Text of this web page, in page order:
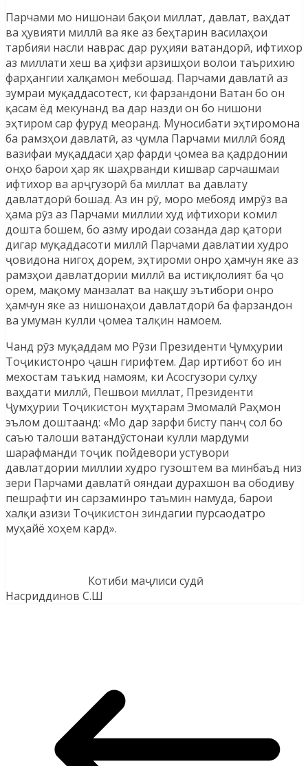
Парчами мо нишонаи бақои миллат, давлат, ваҳдат
ва ҳувияти миллӣ ва яке аз беҳтарин василаҳои
тарбияи насли наврас дар руҳияи ватандорӣ, ифтихор
аз миллати хеш ва ҳифзи арзишҳои волои таърихию
фарҳангии халқамон мебошад. Парчами давлатӣ аз
зумраи муқаддасотест, ки фарзандони Ватан бо он
қасам ёд мекунанд ва дар назди он бо нишони
эҳтиром сар фуруд меоранд. Муносибати эҳтиромона
ба рамзҳои давлатӣ, аз ҷумла Парчами миллӣ бояд
вазифаи муқаддаси ҳар фарди ҷомеа ва қадрдонии
онҳо барои ҳар як шаҳрванди кишвар сарчашмаи
ифтихор ва арҷгузорӣ ба миллат ва давлату
давлатдорӣ бошад. Аз ин рӯ, моро мебояд имрӯз ва
ҳама рӯз аз Парчами миллии худ ифтихори комил
дошта бошем, бо азму иродаи созанда дар қатори
дигар муқаддасоти миллӣ Парчами давлатии худро
ҷовидона нигоҳ дорем, эҳтироми онро ҳамчун яке аз
рамзҳои давлатдории миллӣ ва истиқлолият ба ҷо
орем, мақому манзалат ва нақшу эътибори онро
ҳамчун яке аз нишонаҳои давлатдорӣ ба фарзандон
ва умуман кулли ҷомеа талқин намоем.
Чанд рӯз муқаддам мо Рӯзи Президенти Ҷумҳурии
Тоҷикистонро ҷашн гирифтем. Дар иртибот бо ин
мехостам таъкид намоям, ки Асосгузори сулҳу
ваҳдати миллӣ, Пешвои миллат, Президенти
Ҷумҳурии Тоҷикистон муҳтарам Эмомалӣ Раҳмон
эълом доштаанд: «Мо дар зарфи бисту панҷ сол бо
саъю талоши ватандӯстонаи кулли мардуми
шарафманди тоҷик пойдевори устувори
давлатдории миллии худро гузоштем ва минбаъд низ
зери Парчами давлатӣ ояндаи дурахшон ва ободиву
пешрафти ин сарзаминро таъмин намуда, барои
халқи азизи Тоҷикистон зиндагии пурсаодатро
муҳайё хоҳем кард».
Котиби маҷлиси судӣ
Насриддинов С.Ш